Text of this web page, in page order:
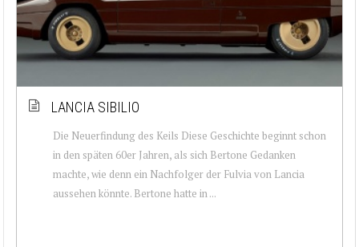
LANCIA SIBILIO
Die Neuerfindung des Keils Diese Geschichte beginnt schon
in den späten 60er Jahren, als sich Bertone Gedanken
machte, wie denn ein Nachfolger der Fulvia von Lancia
aussehen könnte. Bertone hatte in ...